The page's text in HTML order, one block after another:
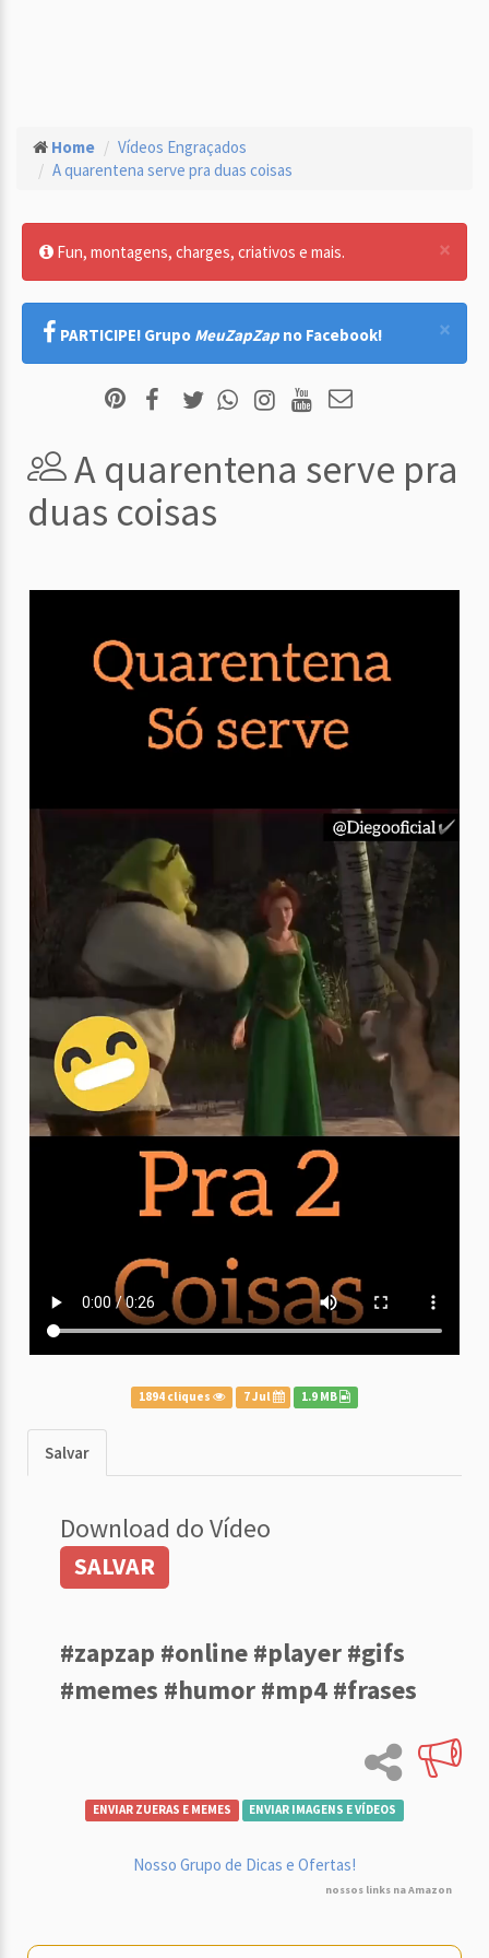
Home
Vídeos Engraçados
A quarentena serve pra duas coisas
×
Fun, montagens, charges, criativos e mais.
×
PARTICIPE! Grupo MeuZapZap no Facebook!
A quarentena serve pra
duas coisas
1894 cliques 7 Jul 1.9 MB
Salvar
Download do Vídeo
SALVAR
#zapzap #online #player #gifs
#memes #humor #mp4 #frases
ENVIAR ZUERAS E MEMES ENVIAR IMAGENS E VÍDEOS
Nosso Grupo de Dicas e Ofertas!
nossos links na Amazon